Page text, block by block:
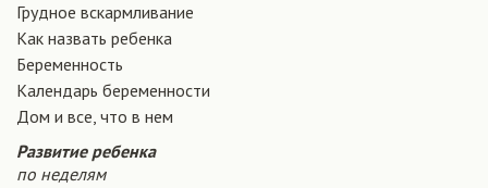
Грудное вскармливание
Как назвать ребенка
Беременность
Календарь беременности
Дом и все, что в нем
Развитие ребенка
по неделям